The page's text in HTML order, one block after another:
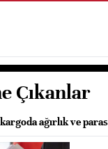
Çıkanlar
kargoda ağırlık ve